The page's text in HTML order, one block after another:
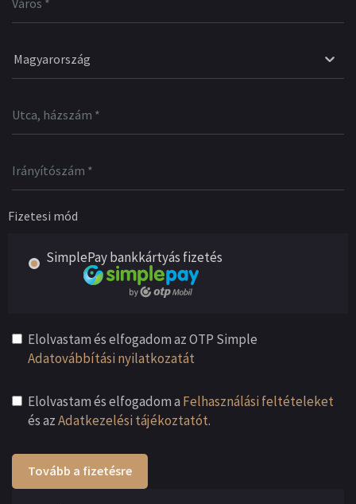
Magyarország
Fizetesi mód
SimplePay bankkártyás fizetés
Elolvastam és elfogadom az OTP Simple
Adatovábbítási nyilatkozatát
Elolvastam és elfogadom a Felhasználási feltételeket
és azAdatkezelési tájékoztatót.
Tovább a fizetésre